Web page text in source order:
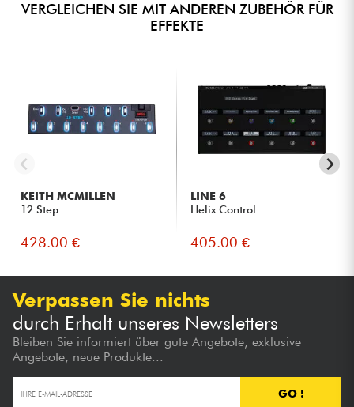
VERGLEICHEN SIE MIT ANDEREN ZUBEHÖR FÜR
EFFEKTE
KEITH MCMILLEN
12 Step
428.00 €
LINE 6
Helix Control
405.00 €
Verpassen Sie nichts
durch Erhalt unseres Newsletters
Bleiben Sie informiert über gute Angebote, exklusive
Angebote, neue Produkte...
GO !